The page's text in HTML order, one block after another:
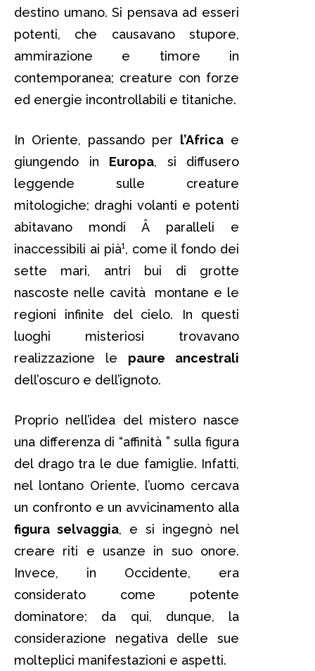
destino umano. Si pensava ad esseri
potenti, che causavano stupore,
ammirazione e timore in
contemporanea; creature con forze
ed energie incontrollabili e titaniche.
In Oriente, passando per l’Africa e
giungendo in Europa, si diffusero
leggende sulle creature
mitologiche; draghi volanti e potenti
abitavano mondi Â paralleli e
inaccessibili ai pià¹, come il fondo dei
sette mari, antri bui di grotte
nascoste nelle cavità montane e le
regioni infinite del cielo. In questi
luoghi misteriosi trovavano
realizzazione le paure ancestrali
dell’oscuro e dell’ignoto.
Proprio nell’idea del mistero nasce
una differenza di “affinità ” sulla figura
del drago tra le due famiglie. Infatti,
nel lontano Oriente, l’uomo cercava
un confronto e un avvicinamento alla
figura selvaggia, e si ingegnò nel
creare riti e usanze in suo onore.
Invece, in Occidente, era
considerato come potente
dominatore; da qui, dunque, la
considerazione negativa delle sue
molteplici manifestazioni e aspetti.